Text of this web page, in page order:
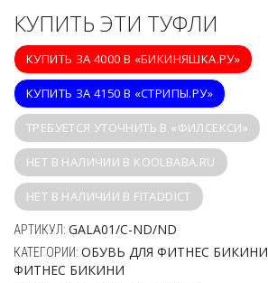
КУПИТЬ ЭТИ ТУФЛИ
КУПИТЬ ЗА 4000 В «БИКИНЯШКА.РУ»
КУПИТЬ ЗА 4150 В «СТРИПЫ.РУ»
ТРЕБУЕТСЯ УТОЧНИТЬ В «ФИЛСЕКСИ»
НЕТ В НАЛИЧИИ В KOOLBABA.RU
НЕТ В НАЛИЧИИ В FITADDICT
АРТИКУЛ: GALA01/C-ND/ND
КАТЕГОРИИ: ОБУВЬ ДЛЯ ФИТНЕС БИКИНИ
ФИТНЕС БИКИНИ